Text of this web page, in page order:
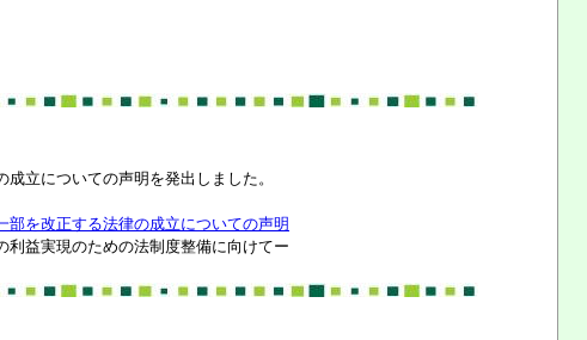
立についての声明を発出しました。
部を改正する法律の成立についての声明
ための法制度整備に向けてー